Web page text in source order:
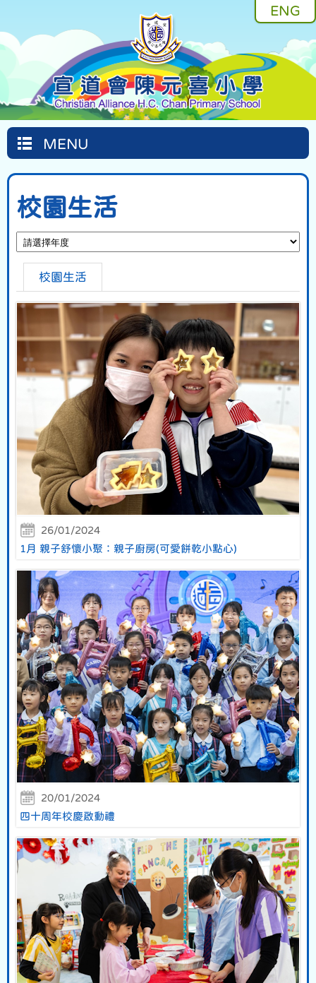
ENG
MENU
校園生活
校園生活
26/01/2024
1月 親子舒懷小聚：親子廚房(可愛餅乾小點心)
20/01/2024
四十周年校慶啟動禮